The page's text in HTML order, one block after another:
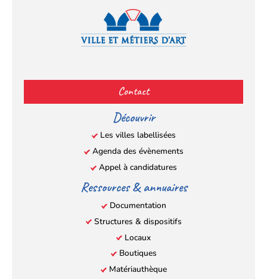
(s’ouvre
dans
un
nouvel
onglet)
(s’ouvre
dans
un
nouvel
onglet)
(s’ouvre
dans
un
nouvel
onglet)
(s’ouvre
un
nouvel
onglet)
Contact
Découvrir
Les villes labellisées
Agenda des évènements
Appel à candidatures
Ressources & annuaires
Documentation
Structures & dispositifs
Locaux
Boutiques
Matériauthèque